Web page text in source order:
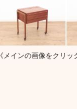
《メインの画像をクリ